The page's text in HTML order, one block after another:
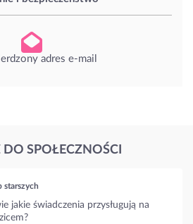
adres e-mail
DO SPOŁECZNOŚCI
przysługują na